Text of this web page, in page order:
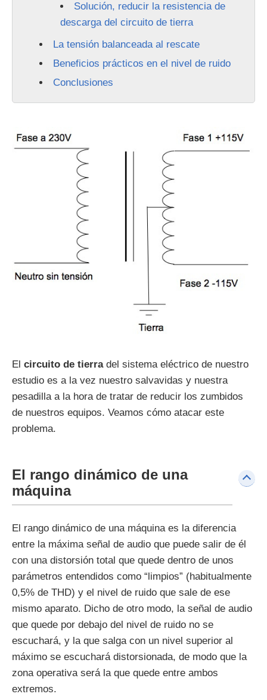
Solución, reducir la resistencia de
descarga del circuito de tierra
La tensión balanceada al rescate
Beneficios prácticos en el nivel de ruido
Conclusiones
El circuito de tierra del sistema eléctrico de nuestro
estudio es a la vez nuestro salvavidas y nuestra
pesadilla a la hora de tratar de reducir los zumbidos
de nuestros equipos. Veamos cómo atacar este
problema.
El rango dinámico de una
máquina
El rango dinámico de una máquina es la diferencia
entre la máxima señal de audio que puede salir de él
con una distorsión total que quede dentro de unos
parámetros entendidos como “limpios” (habitualmente
0,5% de THD) y el nivel de ruido que sale de ese
mismo aparato. Dicho de otro modo, la señal de audio
que quede por debajo del nivel de ruido no se
escuchará, y la que salga con un nivel superior al
máximo se escuchará distorsionada, de modo que la
zona operativa será la que quede entre ambos
extremos.